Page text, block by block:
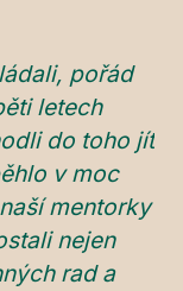
pořád
letech
do toho jít
v moc
mentorky
nejen
rad a